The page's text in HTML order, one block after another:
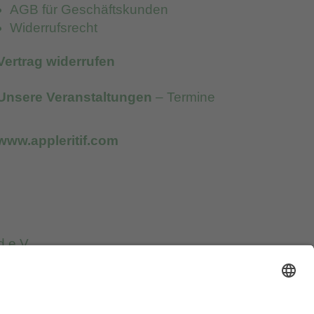
AGB für Geschäftskunden
Widerrufsrecht
widerrufen
Veranstaltungen – Termine